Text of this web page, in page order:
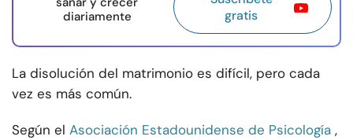
diariamente
gratis
La disolución del matrimonio es difícil, pero cada
vez es más común.
Según el Asociación Estadounidense de Psicología ,